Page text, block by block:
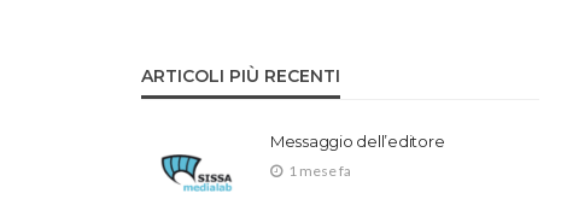
ARTICOLI PIÙ RECENTI
Messaggio dell’editore
1 mese fa